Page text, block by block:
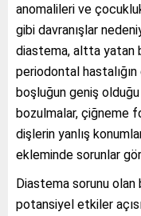
anomalileri ve
gibi davranışlar
diastema, altta yatan
periodontal
boşluğun geniş
bozulmalar, çiğneme
dişlerin yanlış
ekleminde sorunlar
Diastema sorunu
potansiyel etkiler